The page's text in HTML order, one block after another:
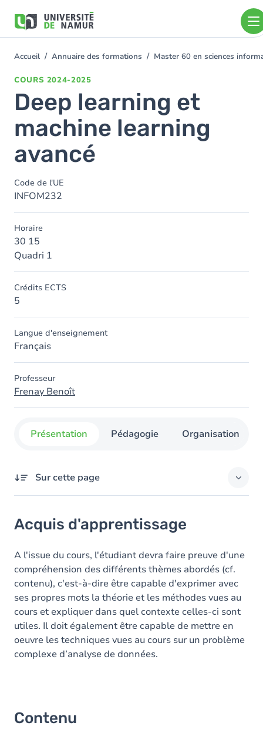
contenu
You
Accueil Annuaire des formations Master 60 en sciences
COURS 2024-2025
Deep learning et
machine learning
avancé
Code de l'UE
INFOM232
Horaire
30 15
Quadri 1
Crédits ECTS
5
Langue d'enseignement
Français
Professeur
Frenay Benoît
Présentation Pédagogie Organisation
Sur cette page
Contenu
Acquis d'apprentissage
A l'issue du cours, l'étudiant devra faire preuve d'une
compréhension des différents thèmes abordés (cf.
contenu), c'est-à-dire être capable d'exprimer avec
ses propres mots la théorie et les méthodes vues au
cours et expliquer dans quel contexte celles-ci sont
utiles. Il doit également être capable de mettre en
oeuvre les techniques vues au cours sur un problème
complexe d’analyse de données.
Contenu